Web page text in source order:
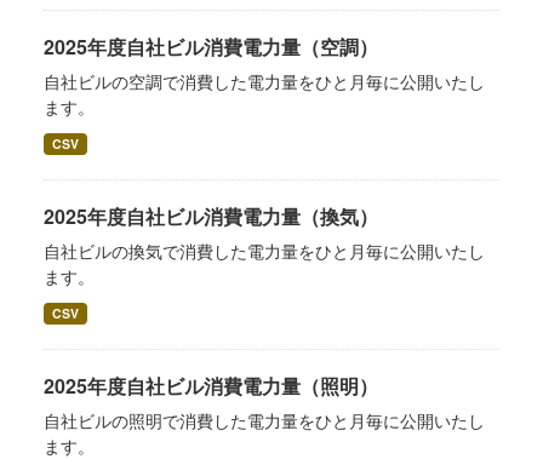
2025年度自社ビル消費電力量（空調）
自社ビルの空調で消費した電力量をひと月毎に公開いたし
ます。
CSV
2025年度自社ビル消費電力量（換気）
自社ビルの換気で消費した電力量をひと月毎に公開いたし
ます。
CSV
2025年度自社ビル消費電力量（照明）
自社ビルの照明で消費した電力量をひと月毎に公開いたし
ます。